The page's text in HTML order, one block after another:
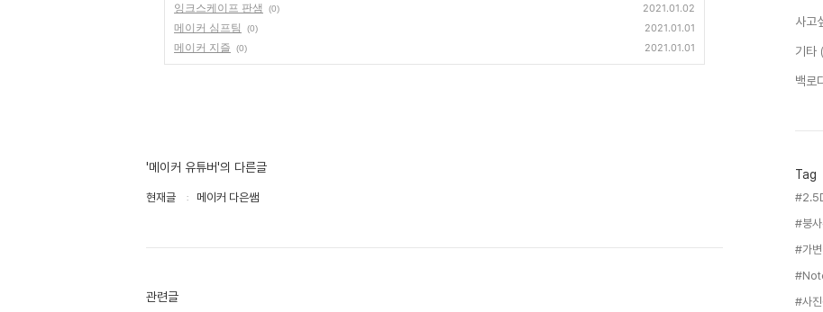
잉크스케이프 판샘 (0) 2021.01.02
메이커 심프팀 (0) 2021.01.01
메이커 지즐 (0) 2021.01.01
'메이커 유튜버'의 다른글
현재글 메이커 다은쌤
관련글
사고
기타
백로
Tag